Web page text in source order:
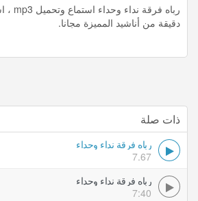
دقيقة من أناشيد المميزة مجانا.
ذات صلة
رباه فرقة نداء وحداء
7.67
رباه فرقة نداء وحداء
7:40